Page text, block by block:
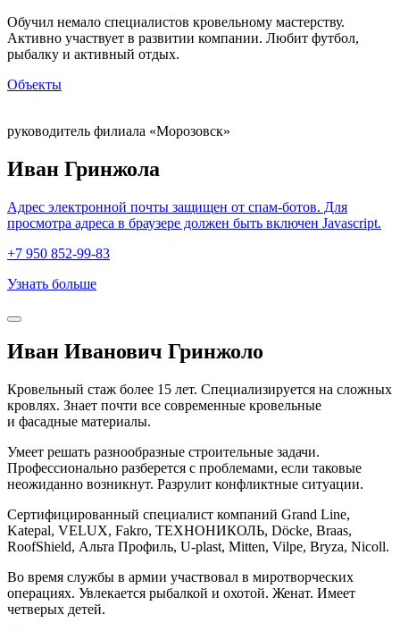
Обучил немало специалистов кровельному мастерству.
Активно участвует в развитии компании. Любит футбол,
рыбалку и активный отдых.
Объекты
руководитель филиала «Морозовск»
Иван Гринжола
Адрес электронной почты защищен от спам-ботов. Для
просмотра адреса в браузере должен быть включен Javascript.
+7 950 852-99-83
Узнать больше
Иван Иванович Гринжоло
Кровельный стаж более 15 лет. Специализируется на сложных
кровлях. Знает почти все современные кровельные
и фасадные материалы.
Умеет решать разнообразные строительные задачи.
Профессионально разберется с проблемами, если таковые
неожиданно возникнут. Разрулит конфликтные ситуации.
Сертифицированный специалист компаний Grand Line,
Katepal, VELUX, Fakro, ТЕХНОНИКОЛЬ, Döcke, Braas,
RoofShield, Альта Профиль, U-plast, Mitten, Vilpe, Bryza, Nicoll.
Во время службы в армии участвовал в миротворческих
операциях. Увлекается рыбалкой и охотой. Женат. Имеет
четверых детей.